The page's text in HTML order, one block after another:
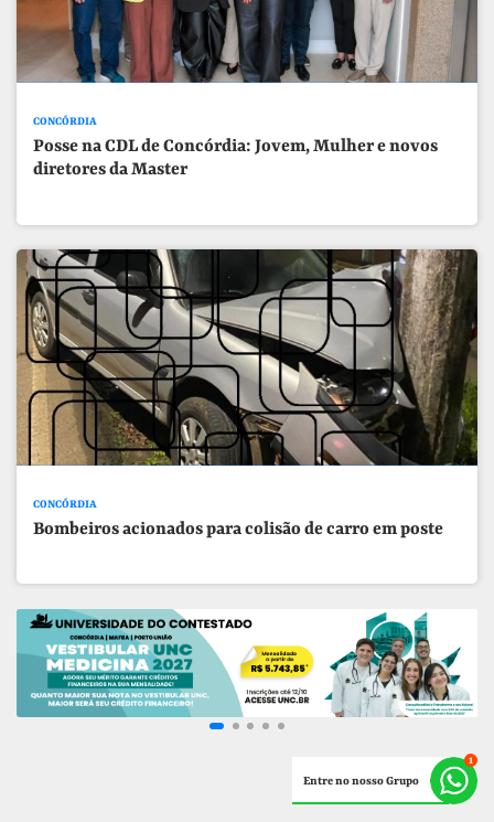
CONCÓRDIA
Posse na CDL de Concórdia: Jovem, Mulher e novos
diretores da Master
CONCÓRDIA
Bombeiros acionados para colisão de carro em poste
Entre no nosso Grupo